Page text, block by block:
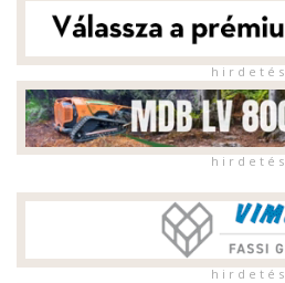
h i r d e t é s
h i r d e t é s
h i r d e t é s